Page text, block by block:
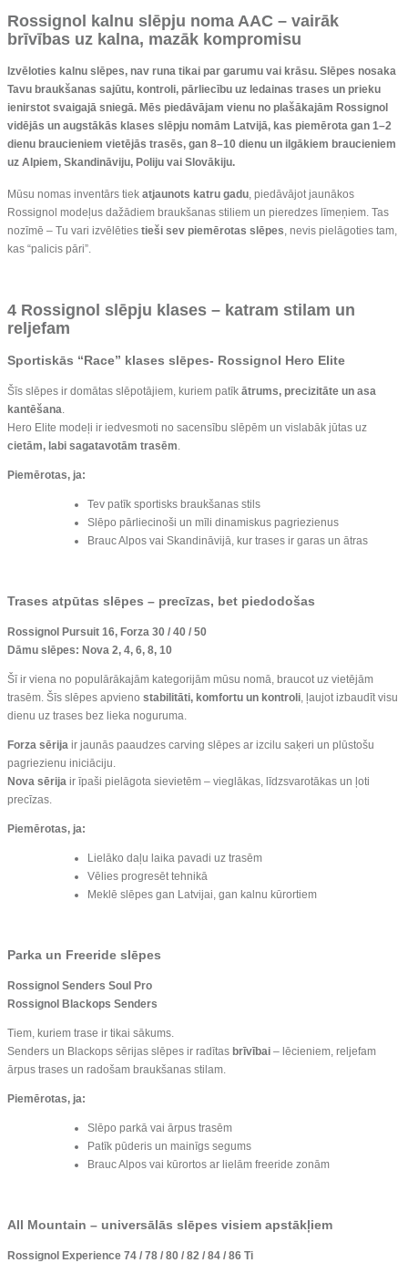
Rossignol kalnu slēpju noma AAC – vairāk
brīvības uz kalna, mazāk kompromisu
Izvēloties kalnu slēpes, nav runa tikai par garumu vai krāsu. Slēpes nosaka
Tavu braukšanas sajūtu, kontroli, pārliecību uz ledainas trases un prieku
ienirstot svaigajā sniegā. Mēs piedāvājam vienu no plašākajām Rossignol
vidējās un augstākās klases slēpju nomām Latvijā, kas piemērota gan 1–2
dienu braucieniem vietējās trasēs, gan 8–10 dienu un ilgākiem braucieniem
uz Alpiem, Skandināviju, Poliju vai Slovākiju.
Mūsu nomas inventārs tiek atjaunots katru gadu, piedāvājot jaunākos
Rossignol modeļus dažādiem braukšanas stiliem un pieredzes līmeņiem. Tas
nozīmē – Tu vari izvēlēties tieši sev piemērotas slēpes, nevis pielāgoties tam,
kas “palicis pāri”.
4 Rossignol slēpju klases – katram stilam un
reljefam
Sportiskās “Race” klases slēpes- Rossignol Hero Elite
Šīs slēpes ir domātas slēpotājiem, kuriem patīk ātrums, precizitāte un asa
kantēšana
Hero Elite modeļi ir iedvesmoti no sacensību slēpēm un vislabāk jūtas uz
cietām, labi sagatavotām trasēm
Piemērotas, ja:
Tev patīk sportisks braukšanas stils
Slēpo pārliecinoši un mīli dinamiskus pagriezienus
Brauc Alpos vai Skandināvijā, kur trases ir garas un ātras
Trases atpūtas slēpes – precīzas, bet piedodošas
Rossignol Pursuit 16, Forza 30 / 40 / 50
Dāmu slēpes: Nova 2, 4, 6, 8, 10
Šī ir viena no populārākajām kategorijām mūsu nomā, braucot uz vietējām
trasēm. Šīs slēpes apvieno stabilitāti, komfortu un kontroli, ļaujot izbaudīt visu
dienu uz trases bez lieka noguruma.
Forza sērija ir jaunās paaudzes carving slēpes ar izcilu saķeri un plūstošu
pagriezienu iniciāciju.
Nova sērija ir īpaši pielāgota sievietēm – vieglākas, līdzsvarotākas un ļoti
precīzas.
Piemērotas, ja:
Lielāko daļu laika pavadi uz trasēm
Vēlies progresēt tehnikā
Meklē slēpes gan Latvijai, gan kalnu kūrortiem
Parka un Freeride slēpes
Rossignol Senders Soul Pro
Rossignol Blackops Senders
Tiem, kuriem trase ir tikai sākums.
Senders un Blackops sērijas slēpes ir radītas brīvībai – lēcieniem, reljefam
ārpus trases un radošam braukšanas stilam.
Piemērotas, ja:
Slēpo parkā vai ārpus trasēm
Patīk pūderis un mainīgs segums
Brauc Alpos vai kūrortos ar lielām freeride zonām
All Mountain – universālās slēpes visiem apstākļiem
Rossignol Experience 74 / 78 / 80 / 82 / 84 / 86 Ti